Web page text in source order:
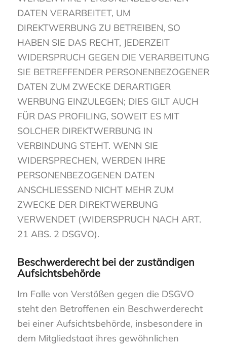
DATEN VERARBEITET, UM
DIREKTWERBUNG ZU BETREIBEN, SO
HABEN SIE DAS RECHT, JEDERZEIT
WIDERSPRUCH GEGEN DIE VERARBEITUNG
SIE BETREFFENDER PERSONENBEZOGENER
DATEN ZUM ZWECKE DERARTIGER
WERBUNG EINZULEGEN; DIES GILT AUCH
FÜR DAS PROFILING, SOWEIT ES MIT
SOLCHER DIREKTWERBUNG IN
VERBINDUNG STEHT. WENN SIE
WIDERSPRECHEN, WERDEN IHRE
PERSONENBEZOGENEN DATEN
ANSCHLIESSEND NICHT MEHR ZUM
ZWECKE DER DIREKTWERBUNG
VERWENDET (WIDERSPRUCH NACH ART.
21 ABS. 2 DSGVO).
Beschwerde­recht bei der zuständigen
Aufsichts­behörde
Im Falle von Verstößen gegen die DSGVO
steht den Betroffenen ein Beschwerderecht
bei einer Aufsichtsbehörde, insbesondere in
dem Mitgliedstaat ihres gewöhnlichen